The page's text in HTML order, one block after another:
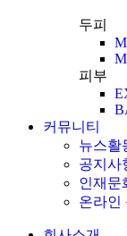
두피
피부
커뮤니티
뉴스활
공지사
인재문
온라인